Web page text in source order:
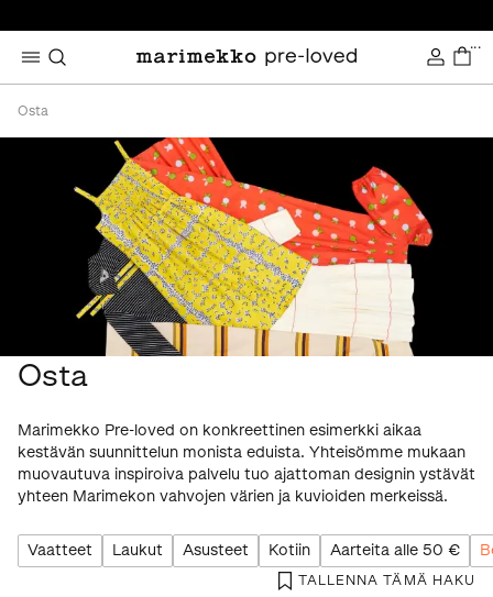
...
Osta
Osta
Marimekko Pre-loved on konkreettinen esimerkki aikaa
kestävän suunnittelun monista eduista. Yhteisömme mukaan
muovautuva inspiroiva palvelu tuo ajattoman designin ystävät
yhteen Marimekon vahvojen värien ja kuvioiden merkeissä.
Vaatteet Laukut Asusteet Kotiin Aarteita alle 50 €
TALLENNA TÄMÄ HAKU